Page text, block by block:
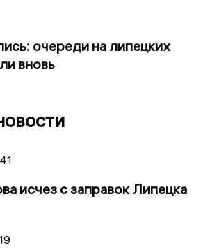
очереди на липецких
вновь
исчез с заправок Липецка